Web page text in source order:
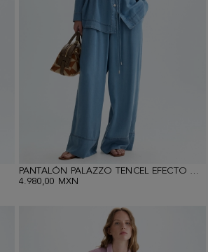
PANTALÓN PALAZZO TENCEL EFECTO DENIM
4.980,00 MXN